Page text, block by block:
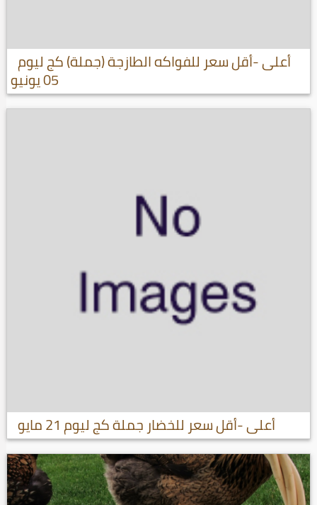
أعلى -أقل سعر للفواكه الطازجة (جملة) كج ليوم
05 يونيو
أعلى -أقل سعر للخضار جملة كج ليوم 21 مايو